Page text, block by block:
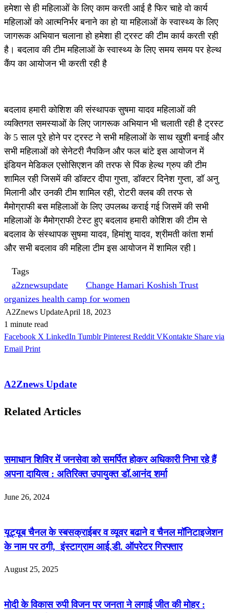
हमेशा से ही महिलाओं के लिए काम करती आई है फिर चाहे वो कार्य
महिलाओं को आत्मनिर्भर बनाने का हो या महिलाओं के स्वास्थ्य के लिए
जागरूक अभियान चलाना हो हमेशा ही ट्रस्ट की टीम कार्य करती रही
है। बदलाव की टीम महिलाओं के स्वास्थ्य के लिए समय समय पर हेल्थ
कैंप का आयोजन भी करती रही है
बदलाव हमारी कोशिश की संस्थापक सुषमा यादव महिलाओं की
व्यक्तिगत समस्याओं के लिए जागरूक अभियान भी चलाती रही है ट्रस्ट
के 5 साल पूरे होने पर ट्रस्ट ने सभी महिलाओं के साथ खुशी बनाई और
सभी महिलाओं को सेनेटरी नैपकिन और फल बांटे इस आयोजन में
इंडियन मेडिकल एसोसिएशन की तरफ से पिंक हेल्थ ग्रुप की टीम
शामिल रही जिसमें की डॉक्टर दीपा गुप्ता, डॉक्टर दिनेश गुप्ता, डॉ अनु
मिलानी और उनकी टीम शामिल रही, रोटरी क्लब की तरफ से
मैमोग्राफी बस महिलाओं के लिए उपलब्ध कराई गई जिसमें की सभी
महिलाओं के मैमोग्राफी टेस्ट हुए बदलाव हमारी कोशिश की टीम से
बदलाव के संस्थापक सुषमा यादव, हिमांशु यादव, श्रीमती कांता शर्मा
और सभी बदलाव की महिला टीम इस आयोजन में शामिल रही l
Tags
a2znewsupdate
Change Hamari Koshish Trust
organizes health camp for women
A2Znews UpdateApril 18, 2023
1 minute read
Facebook X LinkedIn Tumblr Pinterest Reddit VKontakte Share via
Email Print
A2Znews Update
Related Articles
समाधान शिविर में जनसेवा को समर्पित होकर अधिकारी निभा रहे हैं
अपना दायित्व : अतिरिक्त उपायुक्त डॉ.आनंद शर्मा
June 26, 2024
यूट्यूब चैनल के स्बसक्राईबर व व्यूवर बढाने व चैनल मॉनिटाइजेशन
के नाम पर ठगी, इंस्टाग्राम आई.डी. ऑपरेटर गिरफ्तार
August 25, 2025
मोदी के विकास रुपी विजन पर जनता ने लगाई जीत की मोहर :